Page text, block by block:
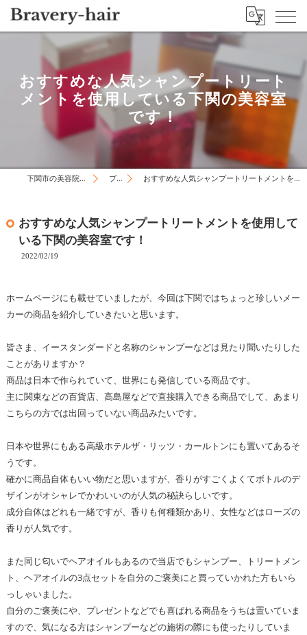
おすすめな人気シャンプートリート
メントを使用している下関の美容室
です！
下関市の美容院はBravery-hair ブログ おすすめな人気シャンプートリートメントを使用している下関の美容室です！
おすすめな人気シャンプートリートメントを使用して
いる下関の美容室です！
2022/02/19
ホームページにも載せていましたが、今回は下関ではちょっと珍しいメー
カーの商品を紹介していきたいと思います。
皆さま、イースタンダードと名称のシャンプーなどは見たり聞いたりした
ことがありますか？
商品は日本で作られていて、世界にも発信している商品です。
主に関東などの百貨店、高島屋などで直接購入できる商品でして、あまり
こちらの方では出回っていない商品みたいです。
日本や世界にもある高級ホテルザ・リッツ・カールトンにも置いてあるそ
うです。
確かに商品自体もいい物だと思いますが、香りがすごくよくてボトルのデ
ザインがオシャレでかわいいのが人気の秘訣らしいです。
成分自体はどれも一緒ですが、香りも何種類かあり、女性などはローズの
香りが人気です。
また同じ匂いでヘアオイルもあるので当店でもシャンプー、トリートメン
ト、ヘアオイルの3点セットを自分のご褒美にと買っていかれた方もいら
っしゃいました。
自分のご褒美にや、プレゼントなどでも喜ばれる商品をうちは置いていま
すので、気になる方はシャンプーなどの施術の際にも使ったりしていま